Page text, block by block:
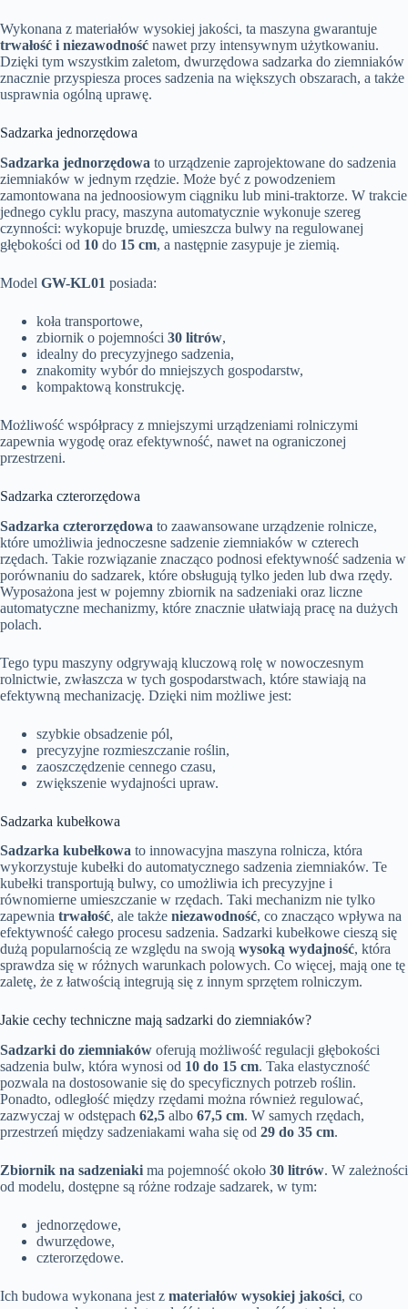
Wykonana z materiałów wysokiej jakości, ta maszyna gwarantuje
trwałość i niezawodność nawet przy intensywnym użytkowaniu.
Dzięki tym wszystkim zaletom, dwurzędowa sadzarka do ziemniaków
znacznie przyspiesza proces sadzenia na większych obszarach, a także
usprawnia ogólną uprawę.
Sadzarka jednorzędowa
Sadzarka jednorzędowa to urządzenie zaprojektowane do sadzenia
ziemniaków w jednym rzędzie. Może być z powodzeniem
zamontowana na jednoosiowym ciągniku lub mini-traktorze. W trakcie
jednego cyklu pracy, maszyna automatycznie wykonuje szereg
czynności: wykopuje bruzdę, umieszcza bulwy na regulowanej
głębokości od 10 do 15 cm, a następnie zasypuje je ziemią.
Model GW-KL01 posiada:
koła transportowe,
zbiornik o pojemności 30 litrów,
idealny do precyzyjnego sadzenia,
znakomity wybór do mniejszych gospodarstw,
kompaktową konstrukcję.
Możliwość współpracy z mniejszymi urządzeniami rolniczymi
zapewnia wygodę oraz efektywność, nawet na ograniczonej
przestrzeni.
Sadzarka czterorzędowa
Sadzarka czterorzędowa to zaawansowane urządzenie rolnicze,
które umożliwia jednoczesne sadzenie ziemniaków w czterech
rzędach. Takie rozwiązanie znacząco podnosi efektywność sadzenia w
porównaniu do sadzarek, które obsługują tylko jeden lub dwa rzędy.
Wyposażona jest w pojemny zbiornik na sadzeniaki oraz liczne
automatyczne mechanizmy, które znacznie ułatwiają pracę na dużych
polach.
Tego typu maszyny odgrywają kluczową rolę w nowoczesnym
rolnictwie, zwłaszcza w tych gospodarstwach, które stawiają na
efektywną mechanizację. Dzięki nim możliwe jest:
szybkie obsadzenie pól,
precyzyjne rozmieszczanie roślin,
zaoszczędzenie cennego czasu,
zwiększenie wydajności upraw.
Sadzarka kubełkowa
Sadzarka kubełkowa to innowacyjna maszyna rolnicza, która
wykorzystuje kubełki do automatycznego sadzenia ziemniaków. Te
kubełki transportują bulwy, co umożliwia ich precyzyjne i
równomierne umieszczanie w rzędach. Taki mechanizm nie tylko
zapewnia trwałość, ale także niezawodność, co znacząco wpływa na
efektywność całego procesu sadzenia. Sadzarki kubełkowe cieszą się
dużą popularnością ze względu na swoją wysoką wydajność, która
sprawdza się w różnych warunkach polowych. Co więcej, mają one tę
zaletę, że z łatwością integrują się z innym sprzętem rolniczym.
Jakie cechy techniczne mają sadzarki do ziemniaków?
Sadzarki do ziemniaków oferują możliwość regulacji głębokości
sadzenia bulw, która wynosi od 10 do 15 cm. Taka elastyczność
pozwala na dostosowanie się do specyficznych potrzeb roślin.
Ponadto, odległość między rzędami można również regulować,
zazwyczaj w odstępach 62,5 albo 67,5 cm. W samych rzędach,
przestrzeń między sadzeniakami waha się od 29 do 35 cm.
Zbiornik na sadzeniaki ma pojemność około 30 litrów. W zależności
od modelu, dostępne są różne rodzaje sadzarek, w tym:
jednorzędowe,
dwurzędowe,
czterorzędowe.
Ich budowa wykonana jest z materiałów wysokiej jakości, co